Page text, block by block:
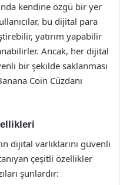
kendine özgü bir yer
bu dijital para
yatırım yapabilir
Ancak, her dijital
bir şekilde saklanması
Coin Cüzdanı
dijital varlıklarını güvenli
çeşitli özellikler
şunlardır: